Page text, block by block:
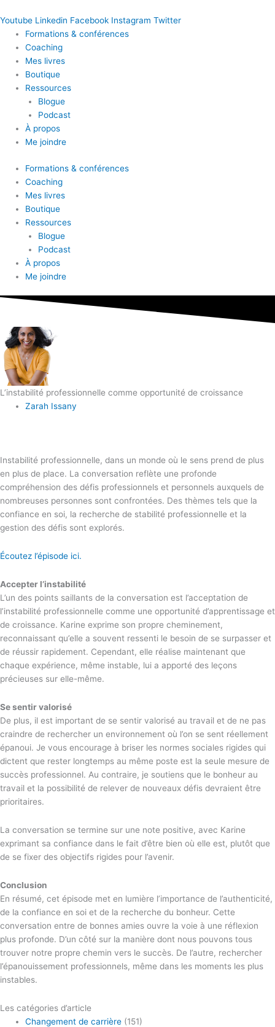
Youtube Linkedin Facebook Instagram Twitter
Formations & conférences
Coaching
Mes livres
Boutique
Ressources
Blogue
Podcast
À propos
Me joindre
Formations & conférences
Coaching
Mes livres
Boutique
Ressources
Blogue
Podcast
À propos
Me joindre
L’instabilité professionnelle comme opportunité de croissance
Zarah Issany
Instabilité professionnelle, dans un monde où le sens prend de plus
en plus de place. La conversation reflète une profonde
compréhension des défis professionnels et personnels auxquels de
nombreuses personnes sont confrontées. Des thèmes tels que la
confiance en soi, la recherche de stabilité professionnelle et la
gestion des défis sont explorés.
Écoutez l’épisode ici.
Accepter l’instabilité
L’un des points saillants de la conversation est l’acceptation de
l’instabilité professionnelle comme une opportunité d’apprentissage et
de croissance. Karine exprime son propre cheminement,
reconnaissant qu’elle a souvent ressenti le besoin de se surpasser et
de réussir rapidement. Cependant, elle réalise maintenant que
chaque expérience, même instable, lui a apporté des leçons
précieuses sur elle-même.
Se sentir valorisé
De plus, il est important de se sentir valorisé au travail et de ne pas
craindre de rechercher un environnement où l’on se sent réellement
épanoui. Je vous encourage à briser les normes sociales rigides qui
dictent que rester longtemps au même poste est la seule mesure de
succès professionnel. Au contraire, je soutiens que le bonheur au
travail et la possibilité de relever de nouveaux défis devraient être
prioritaires.
La conversation se termine sur une note positive, avec Karine
exprimant sa confiance dans le fait d’être bien où elle est, plutôt que
de se fixer des objectifs rigides pour l’avenir.
Conclusion
En résumé, cet épisode met en lumière l’importance de l’authenticité,
de la confiance en soi et de la recherche du bonheur. Cette
conversation entre de bonnes amies ouvre la voie à une réflexion
plus profonde. D’un côté sur la manière dont nous pouvons tous
trouver notre propre chemin vers le succès. De l’autre, rechercher
l’épanouissement professionnels, même dans les moments les plus
instables.
Les catégories d’article
Changement de carrière (151)